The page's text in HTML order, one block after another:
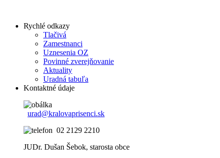
Rychlé odkazy
Tlačivá
Zamestnanci
Uznesenia OZ
Povinné zverejňovanie
Aktuality
Uradná tabuľa
Kontaktné údaje
urad@kralovaprisenci.sk
02 2129 2210
JUDr. Dušan Šebok, starosta obce